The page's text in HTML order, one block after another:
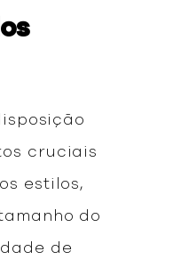
cruciais
estilos,
do
de